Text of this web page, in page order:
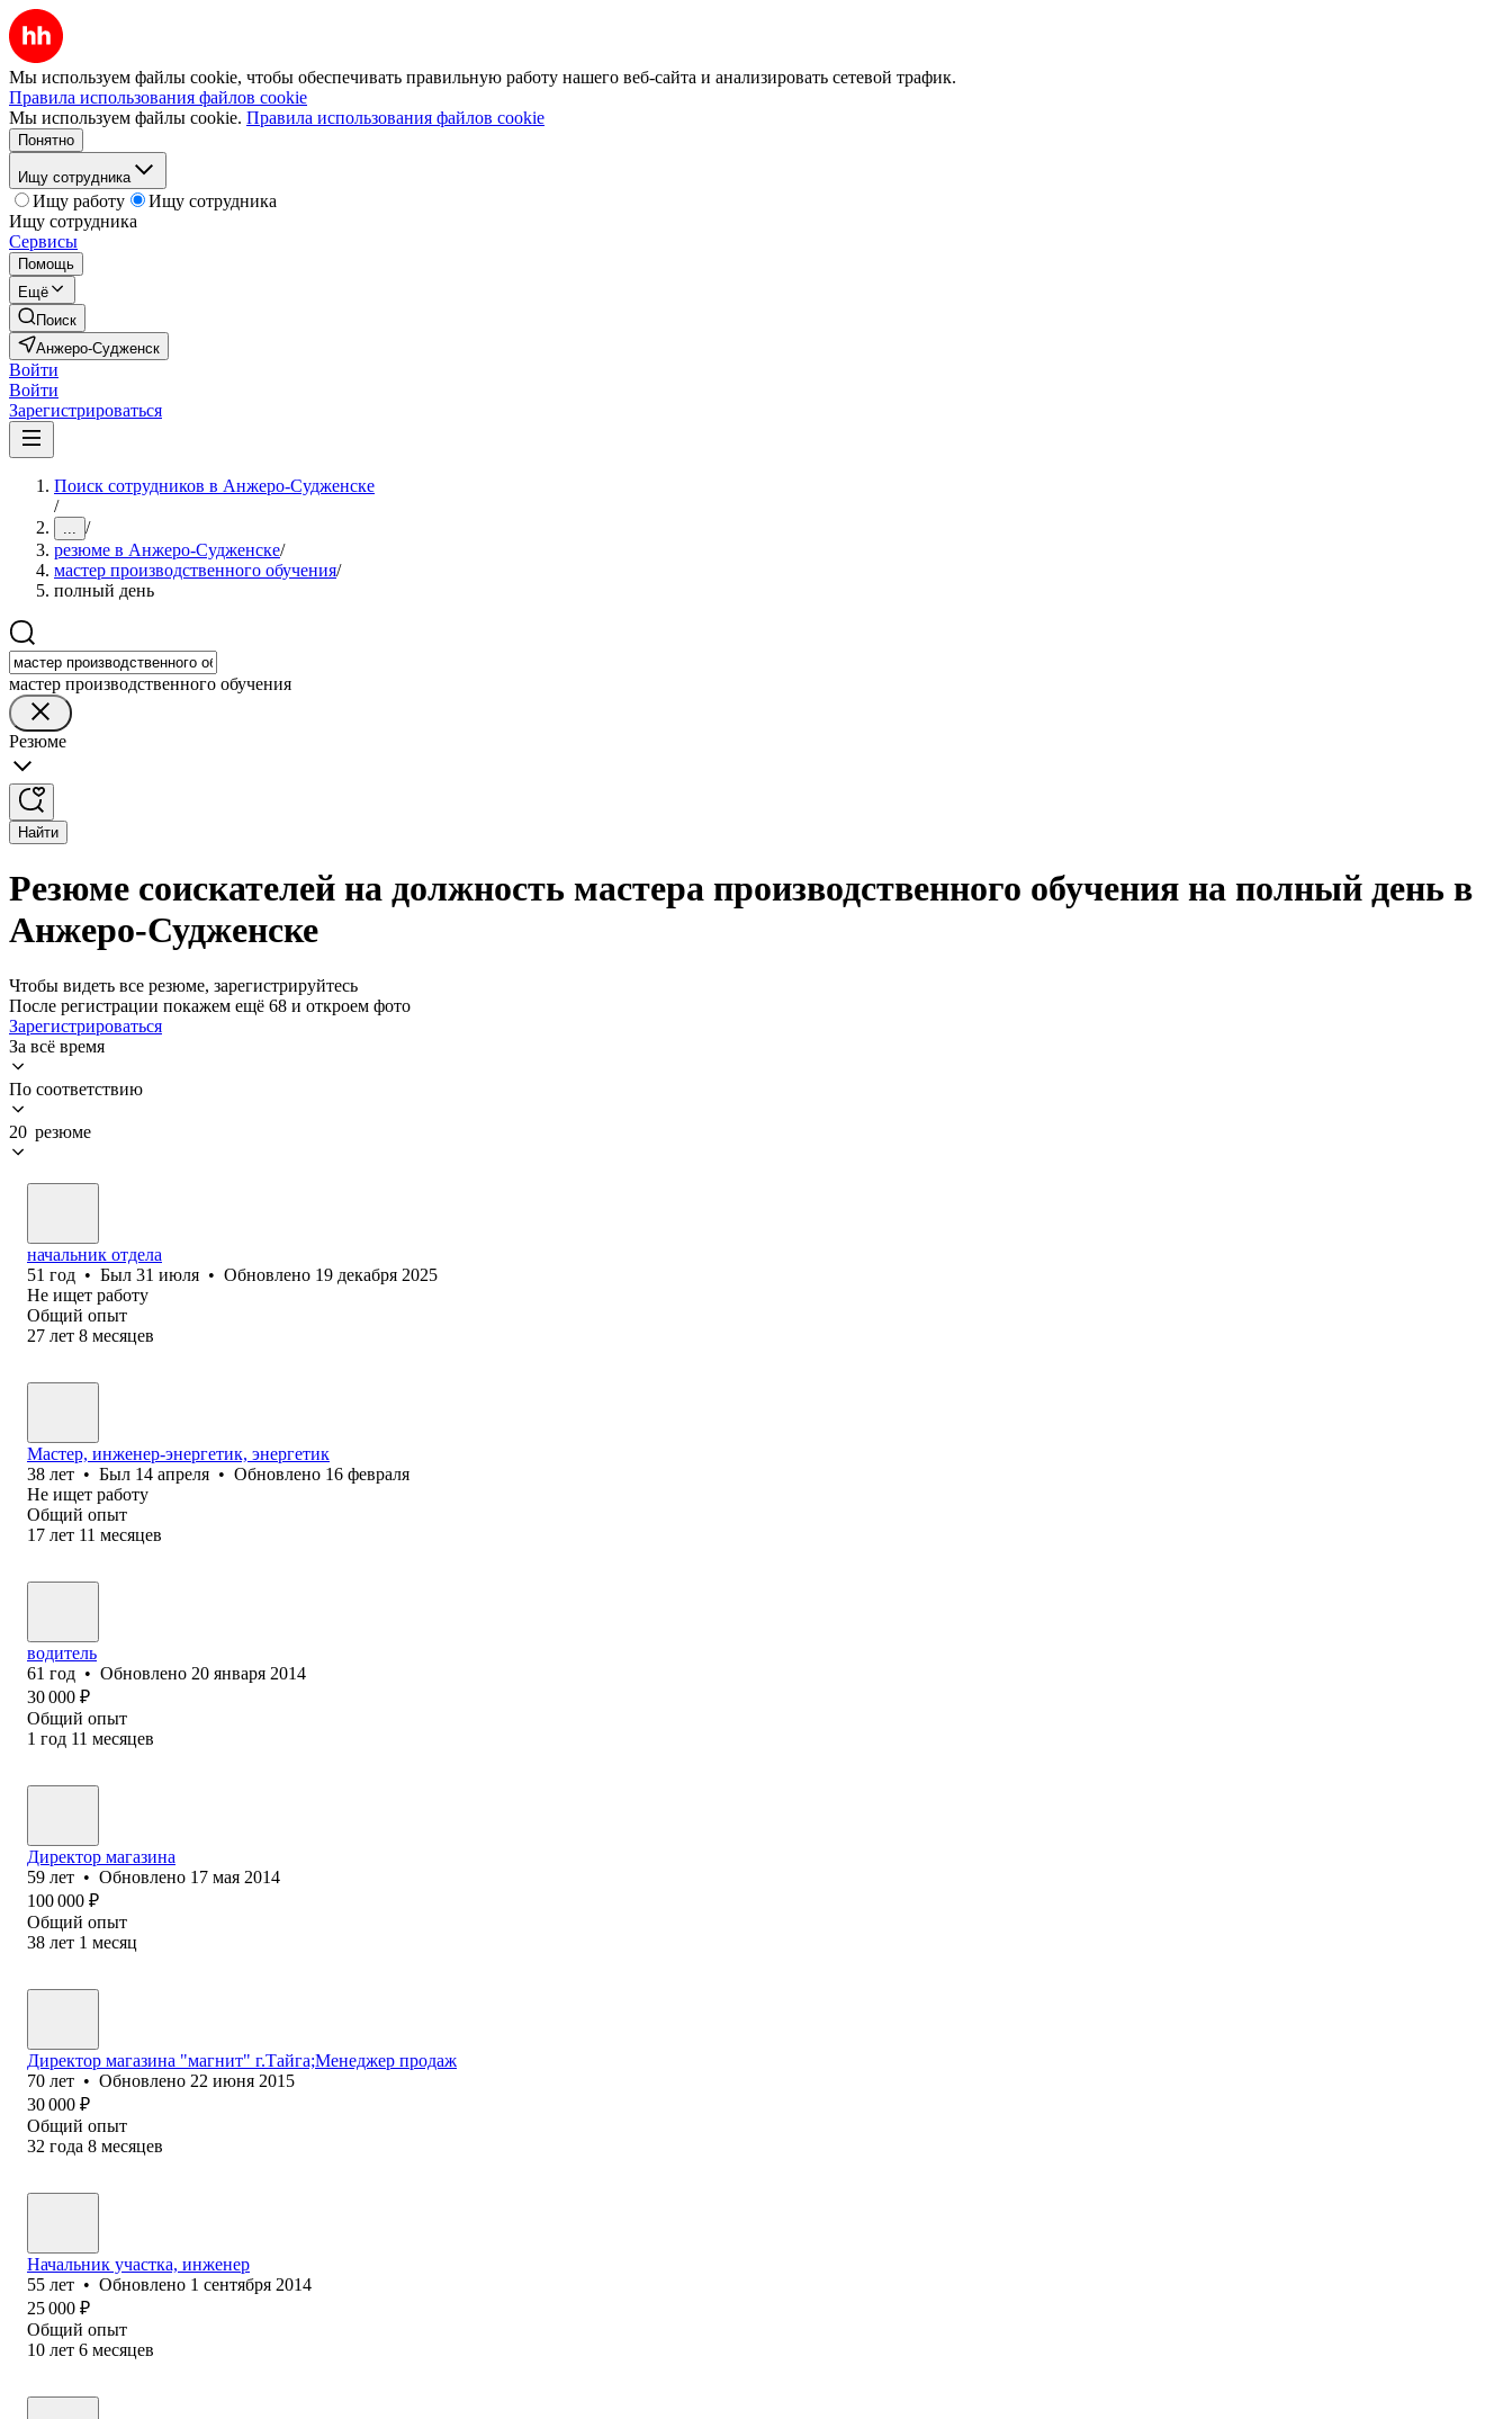
Мы используем файлы cookie, чтобы обеспечивать правильную работу нашего веб-сайта и анализировать сетевой трафик.
Правила использования файлов cookie
Мы используем файлы cookie. Правила использования файлов cookie
Понятно
Ищу сотрудника
Ищу работу
Ищу сотрудника
Ищу сотрудника
Сервисы
Помощь
Ещё
Поиск
Анжеро-Судженск
Войти
Войти
Зарегистрироваться
Поиск сотрудников в Анжеро-Судженске
/
... /
резюме в Анжеро-Судженске/
мастер производственного обучения/
полный день
мастер производственного обучения
Резюме
Найти
Резюме соискателей на должность мастера производственного обучения на полный день в
Анжеро-Судженске
Чтобы видеть все резюме, зарегистрируйтесь
После регистрации покажем ещё 68 и откроем фото
Зарегистрироваться
За всё время
По соответствию
20 резюме
начальник отдела
51 год • Был 31 июля • Обновлено 19 декабря 2025
Не ищет работу
Общий опыт
27 лет 8 месяцев
Мастер, инженер-энергетик, энергетик
38 лет • Был 14 апреля • Обновлено 16 февраля
Не ищет работу
Общий опыт
17 лет 11 месяцев
водитель
61 год • Обновлено 20 января 2014
30 000 ₽
Общий опыт
1 год 11 месяцев
Директор магазина
59 лет • Обновлено 17 мая 2014
100 000 ₽
Общий опыт
38 лет 1 месяц
Директор магазина "магнит" г.Тайга;Менеджер продаж
70 лет • Обновлено 22 июня 2015
30 000 ₽
Общий опыт
32 года 8 месяцев
Начальник участка, инженер
55 лет • Обновлено 1 сентября 2014
25 000 ₽
Общий опыт
10 лет 6 месяцев